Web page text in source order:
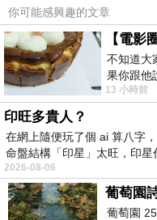
價收回心神，讓心神回到
過休整，人的元神和元氣
陽藥丸，精神抖擻地活著
按臍
具體方法是：按壓時手掌
只要根據自己的感覺調整
了。按壓以自己舒這為好
太松了，就再加點勁。每
你可能感興趣的文章
不知道大
果你跟他
出一種慈
13 小時前
印旺多貴人？
在網上隨便玩了個 ai 算八字
命盤結構「印星」太旺，印
2026-08-06
葡萄園
葡萄園